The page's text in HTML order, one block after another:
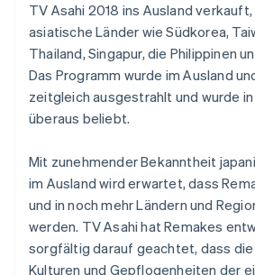
TV Asahi 2018 ins Ausland
asiatische Länder wie Südkorea,
Thailand, Singapur, die Philippinen
Das Programm wurde im Ausland
zeitgleich ausgestrahlt und wurde
überaus beliebt.
Mit zunehmender Bekanntheit
im Ausland wird erwartet, dass
und in noch mehr Ländern und
werden. TV Asahi hat Remakes
sorgfältig darauf geachtet, dass die
Kulturen und Gepflogenheiten der